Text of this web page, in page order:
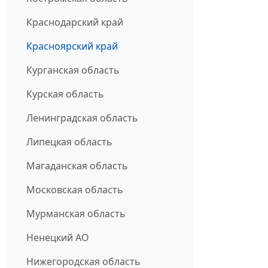
Краснодарский край
Красноярский край
Курганская область
Курская область
Ленинградская область
Липецкая область
Магаданская область
Московская область
Мурманская область
Ненецкий АО
Нижегородская область